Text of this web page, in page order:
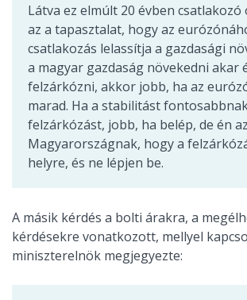
Látva ez elmúlt 20 évben
az a tapasztalat, hogy az
csatlakozás lelassítja a gazdasági
a magyar gazdaság növekedni akar
felzárkózni, akkor jobb, ha az
marad. Ha a stabilitást
felzárkózást, jobb, ha belép, de én
Magyarországnak, hogy a
helyre, és ne lépjen be.
A másik kérdés a bolti árakra, a
kérdésekre vonatkozott, mellyel
miniszterelnök megjegyezte: